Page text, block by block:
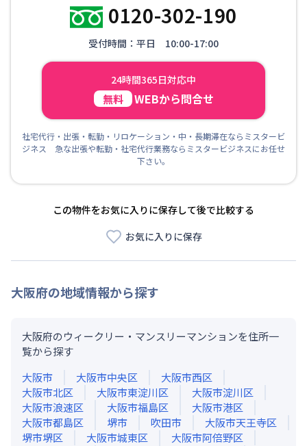
0120-302-190
受付時間：平日 10:00-17:00
24時間365日対応中
無料 WEBから問合せ
社宅代行・出張・転勤・リロケーション・中・長期滞在ならミスタービ
ジネス 急な出張や転勤・社宅代行業務ならミスタービジネスにお任せ
下さい。
この物件をお気に入りに保存して後で比較する
お気に入りに保存
大阪府の地域情報から探す
大阪府のウィークリー・マンスリーマンションを住所一
覧から探す
大阪市
大阪市中央区
大阪市西区
大阪市北区
大阪市東淀川区
大阪市淀川区
大阪市浪速区
大阪市福島区
大阪市港区
大阪市都島区
堺市 吹田市
大阪市天王寺区
堺市堺区
大阪市城東区
大阪市阿倍野区